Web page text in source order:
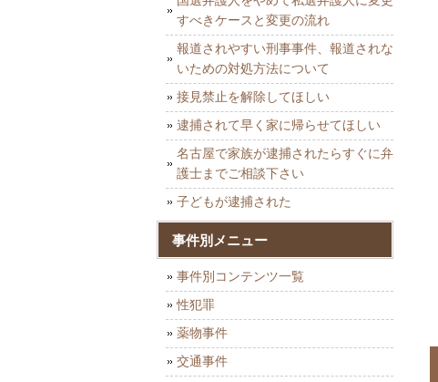
すべきケースと変更の流れ
報道されやすい刑事事件、報道されな
いための対処方法について
接見禁止を解除してほしい
逮捕されて早く家に帰らせてほしい
名古屋で家族が逮捕されたらすぐに弁
護士までご相談下さい
子どもが逮捕された
事件別メニュー
事件別コンテンツ一覧
性犯罪
薬物事件
交通事件